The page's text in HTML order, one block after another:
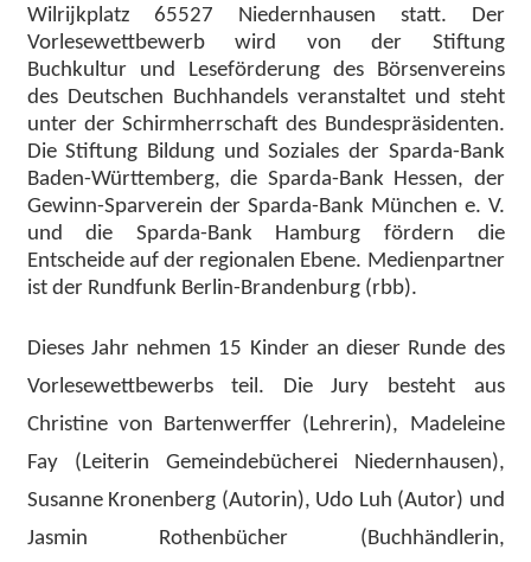
Wilrijkplatz 65527 Niedernhausen statt. Der
Vorlesewettbewerb wird von der Stiftung
Buchkultur und Leseförderung des Börsenvereins
des Deutschen Buchhandels veranstaltet und steht
unter der Schirmherrschaft des Bundespräsidenten.
Die Stiftung Bildung und Soziales der Sparda-Bank
Baden-Württemberg, die Sparda-Bank Hessen, der
Gewinn-Sparverein der Sparda-Bank München e. V.
und die Sparda-Bank Hamburg fördern die
Entscheide auf der regionalen Ebene. Medienpartner
ist der Rundfunk Berlin-Brandenburg (rbb).
Dieses Jahr nehmen 15 Kinder an dieser Runde des
Vorlesewettbewerbs teil. Die Jury besteht aus
Christine von Bartenwerffer (Lehrerin), Madeleine
Fay (Leiterin Gemeindebücherei Niedernhausen),
Susanne Kronenberg (Autorin), Udo Luh (Autor) und
Jasmin Rothenbücher (Buchhändlerin,